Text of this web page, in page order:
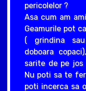
pericolelor ?
Asa cum am
Geamurile pot
( grindina
doboara
sarite de pe
Nu poti sa te
poti incerca sa